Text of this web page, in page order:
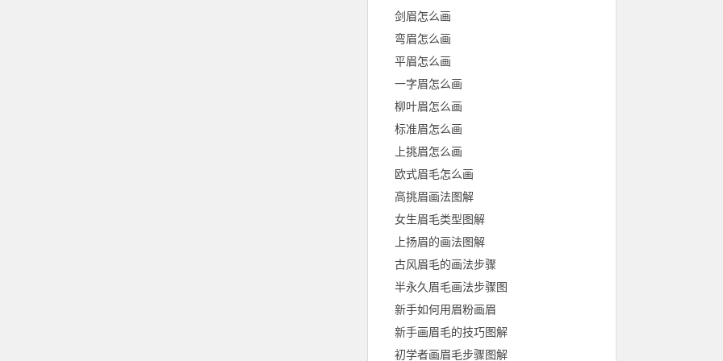
剑眉怎么画
弯眉怎么画
平眉怎么画
一字眉怎么画
柳叶眉怎么画
标准眉怎么画
上挑眉怎么画
欧式眉毛怎么画
高挑眉画法图解
女生眉毛类型图解
上扬眉的画法图解
古风眉毛的画法步骤
半永久眉毛画法步骤图
新手如何用眉粉画眉
新手画眉毛的技巧图解
初学者画眉毛步骤图解